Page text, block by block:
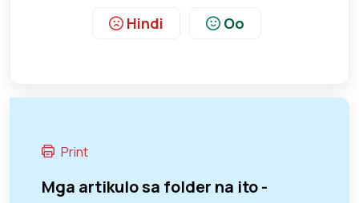
Hindi Oo
Print
Mga artikulo sa folder na ito -